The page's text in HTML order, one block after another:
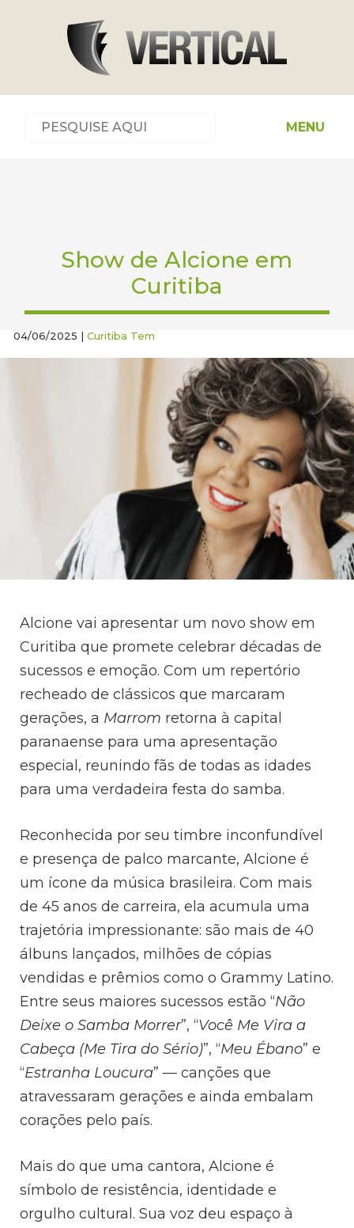
MENU
Show de Alcione em
Curitiba
04/06/2025 |Curitiba Tem
Alcione vai apresentar um novo show em
Curitiba que promete celebrar décadas de
sucessos e emoção. Com um repertório
recheado de clássicos que marcaram
gerações, a Marrom retorna à capital
paranaense para uma apresentação
especial, reunindo fãs de todas as idades
para uma verdadeira festa do samba.
Reconhecida por seu timbre inconfundível
e presença de palco marcante, Alcione é
um ícone da música brasileira. Com mais
de 45 anos de carreira, ela acumula uma
trajetória impressionante: são mais de 40
álbuns lançados, milhões de cópias
vendidas e prêmios como o Grammy Latino.
Entre seus maiores sucessos estão “Não
Deixe o Samba Morrer”, “Você Me Vira a
Cabeça (Me Tira do Sério)”, “Meu Ébano” e
“Estranha Loucura” — canções que
atravessaram gerações e ainda embalam
corações pelo país.
Mais do que uma cantora, Alcione é
símbolo de resistência, identidade e
orgulho cultural. Sua voz deu espaço à